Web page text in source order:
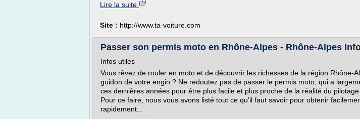
Lire la suite
Site : http://www.ta-voiture.com
Passer son permis moto en Rhône-Alpes - Rhône-Alpes
Infos utiles
Vous rêvez de rouler en moto et de découvrir les richesses de la région Rhône-
guidon de votre engin ? Ne redoutez pas de passer le permis moto, qui a
ces dernières années pour être plus facile et plus proche de la réalité du pilotage
Pour ce faire, nous vous avons listé tout ce qu'il faut savoir pour obtenir
rapidement...